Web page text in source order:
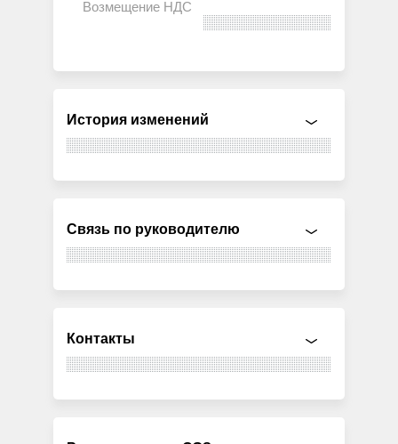
История изменений
Связь по руководителю
Контакты